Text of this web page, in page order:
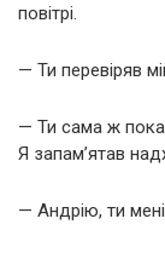
повітрі.
— Ти перевіряв
— Ти сама ж
Я запам’ятав
— Андрію, ти